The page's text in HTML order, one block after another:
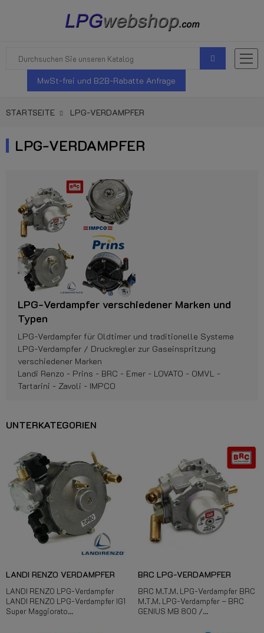
MwSt-frei und B2B-Rabatte Anfrage
STARTSEITE LPG-VERDAMPFER
LPG-VERDAMPFER
LPG-Verdampfer verschiedener Marken und
Typen
LPG-Verdampfer für Oldtimer und traditionelle Systeme
LPG-Verdampfer / Druckregler zur Gaseinspritzung
verschiedener Marken
Landi Renzo - Prins - BRC - Emer - LOVATO - OMVL -
Tartarini - Zavoli - IMPCO
UNTERKATEGORIEN
LANDI RENZO VERDAMPFER
LANDI RENZO LPG-Verdampfer
LANDI RENZO LPG-Verdampfer IG1
Super Maggiorato...
BRC LPG-VERDAMPFER
BRC M.T.M. LPG-Verdampfer BRC
M.T.M. LPG-Verdampfer – BRC
GENIUS MB 800 /...